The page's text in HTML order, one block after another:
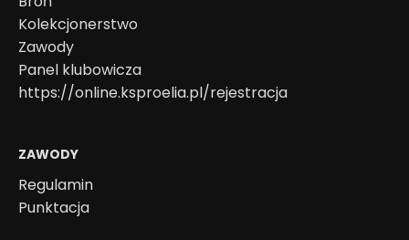
Kolekcjonerstwo
Zawody
Panel klubowicza
https://online.ksproelia.pl/rejestracja
ZAWODY
Regulamin
Punktacja